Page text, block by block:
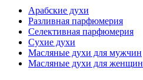
Арабские духи
Разливная парфюмерия
Селективная парфюмерия
Сухие духи
Масляные духи для мужчин
Масляные духи для женщин